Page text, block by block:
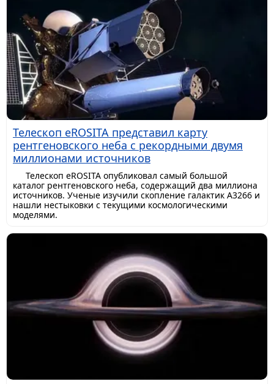
Телескоп eROSITA представил карту
рентгеновского неба с рекордными двумя
миллионами источников
Телескоп eROSITA опубликовал самый большой
каталог рентгеновского неба, содержащий два миллиона
источников. Ученые изучили скопление галактик A3266 и
нашли нестыковки с текущими космологическими
моделями.